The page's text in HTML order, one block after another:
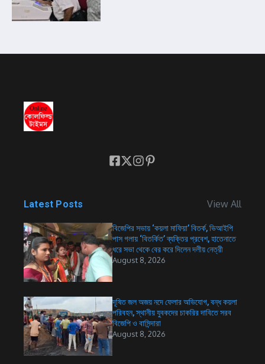
Latest Posts View All
বিজেপির সভায় ‘কয়লা মাফিয়া’ বিতর্ক, ভিআইপি
পাস গলায় ‘বিতর্কিত’ ব্যক্তির প্রবেশ, হাতেনাতে
ধরে সভা থেকে বের করে দিলেন দলীয় নেত্রী
August 8, 2026
দূষিত জল অজয় নদে ফেলার অভিযোগ, বন্ধ কয়লা
পরিবহন, স্থানীয় যুবকদের চাকরির দাবিতে সরব
বিজেপি ও বাসিন্দারা
August 8, 2026